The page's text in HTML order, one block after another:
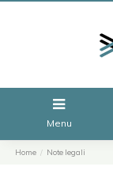
Menu
Home Note legali